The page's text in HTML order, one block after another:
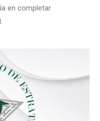
en completar